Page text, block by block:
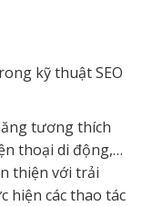
kỹ thuật SEO
tương thích
thoại di động,…
thiện với trải
hiện các thao tác